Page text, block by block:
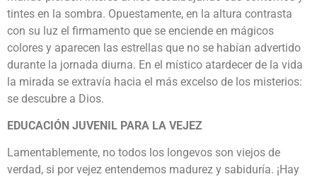
tintes en la sombra. Opuestamente, en la altura contrasta
con su luz el firmamento que se enciende en mágicos
colores y aparecen las estrellas que no se habían advertido
durante la jornada diurna. En el místico atardecer de la vida
la mirada se extravía hacia el más excelso de los misterios:
se descubre a Dios.
EDUCACIÓN JUVENIL PARA LA VEJEZ
Lamentablemente, no todos los longevos son viejos de
verdad, si por vejez entendemos madurez y sabiduría. ¡Hay